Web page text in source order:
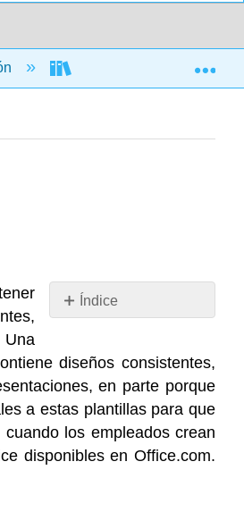
Aplicaciones
Índice
Sin
Una
diseños consistentes,
en parte porque
a estas plantillas para que
los empleados crean
disponibles en Office.com.